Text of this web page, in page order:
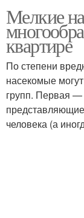
Опасные
Мелкие
квартире
По степени
насекомые
групп. Первая —
человека (а